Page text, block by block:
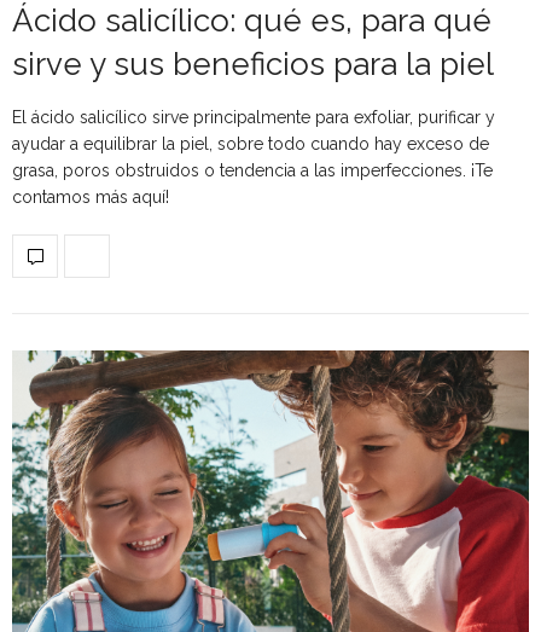
Ácido salicílico: qué es, para qué
sirve y sus beneficios para la piel
El ácido salicílico sirve principalmente para exfoliar, purificar y
ayudar a equilibrar la piel, sobre todo cuando hay exceso de
grasa, poros obstruidos o tendencia a las imperfecciones. ¡Te
contamos más aquí!